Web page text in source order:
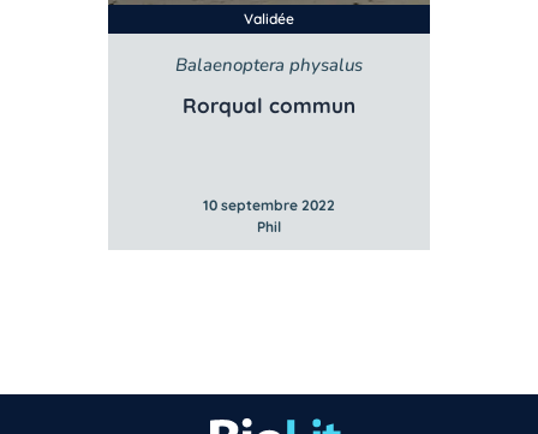
Validée
Balaenoptera physalus
Rorqual commun
10 septembre 2022
Phil